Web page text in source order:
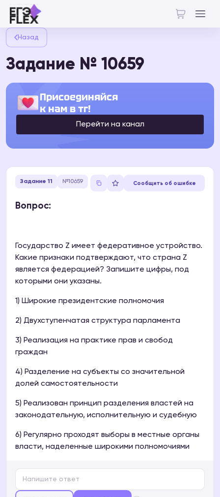
Назад
Задание № 10659
Присоединяйся
к нам в тг!
Перейти на канал
Задание 11 №10659 Сообщить об ошибке
Вопрос:
Государство Z имеет федеративное устройство.
Какие признаки подтверждают, что страна Z
является федерацией? Запишите цифры, под
которыми они указаны.
1) Широкие президентские полномочия
2) Двухступенчатая структура парламента
3) Реализация на практике прав и свобод
граждан
4) Разделение на субъекты со значительной
долей самостоятельности
5) Реализован принцип разделения властей на
законодательную, исполнительную и судебную
6) Регулярно проходят выборы в местные органы
власти, наделенные широкими полномочиями